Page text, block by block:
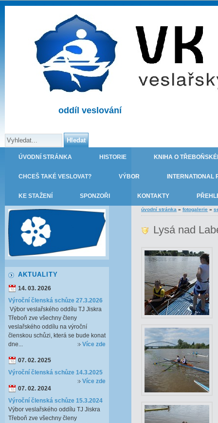
oddíl veslování
ÚVODNÍ STRÁNKA HISTORIE KNIHA O
CHCEŠ TAKÉ VESLOVAT? VÝBOR INTERNATIONAL
KE STAŽENÍ SPONZOŘI KONTAKTY
úvodní stránka » fotogalerie »
Lysá nad
AKTUALITY
14. 03. 2026
Výroční členská schůze 27.3.2026
Výbor veslařského oddílu TJ Jiskra
Třeboň zve všechny členy
veslařského oddílu na výroční
členskou schůzi, která se bude konat
dne...
Více zde
07. 02. 2025
Výroční členská schůze 14.3.2025
Více zde
07. 02. 2024
Výroční členská schůze 15.3.2024
Výbor veslařského oddílu TJ Jiskra
Třeboň zve všechny členy